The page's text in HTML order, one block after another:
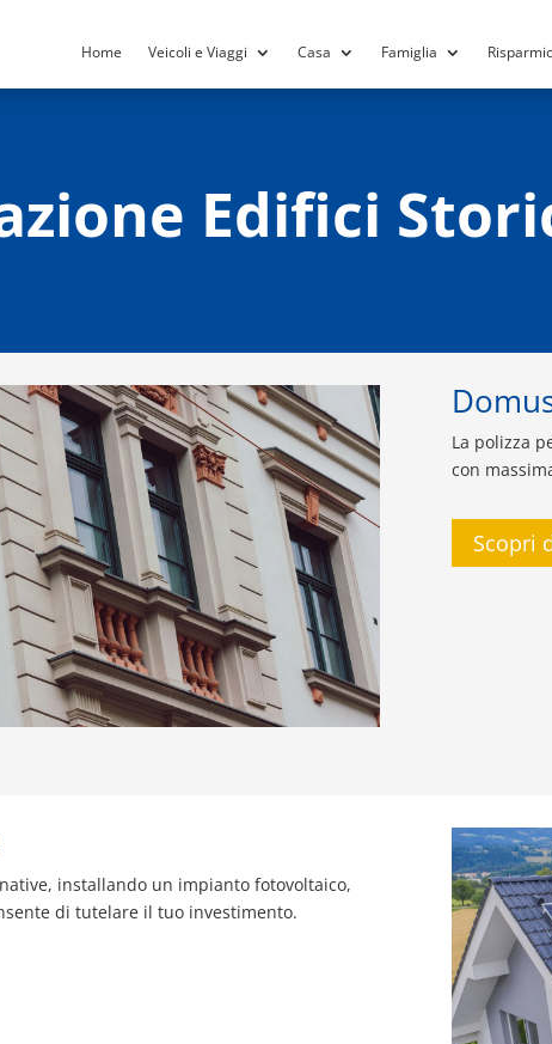
Home Veicoli e Viaggi Casa Famiglia
Edifici
La polizza
con
Scopri
installando un impianto fotovoltaico,
di tutelare il tuo investimento.